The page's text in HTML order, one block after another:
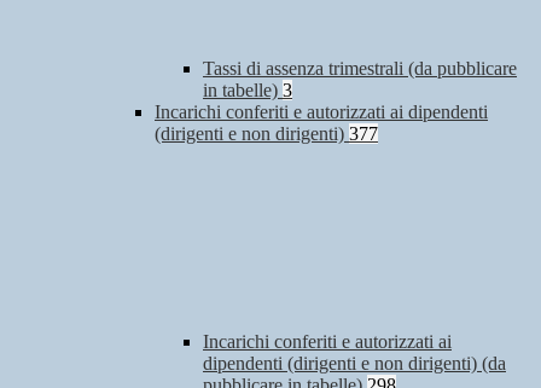
Tassi di assenza trimestrali (da pubblicare
in tabelle) 3
Incarichi conferiti e autorizzati ai dipendenti
(dirigenti e non dirigenti) 377
Incarichi conferiti e autorizzati ai
dipendenti (dirigenti e non dirigenti) (da